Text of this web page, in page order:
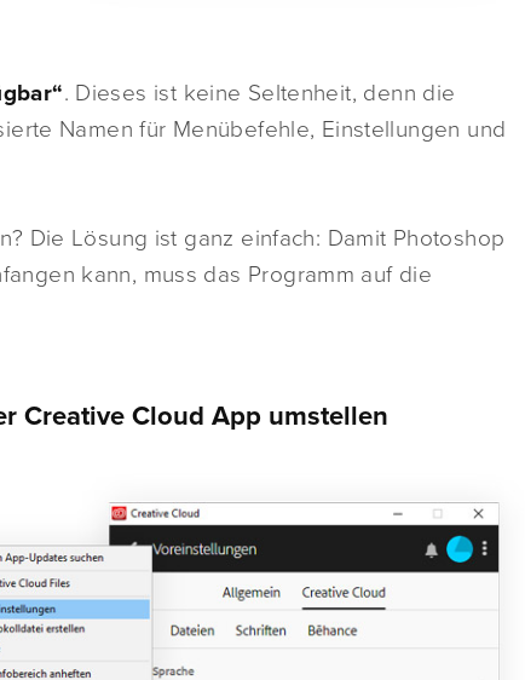
. Dieses ist keine Seltenheit, denn die
Namen für Menübefehle, Einstellungen und
Die Lösung ist ganz einfach: Damit Photoshop
kann, muss das Programm auf die
Creative Cloud App umstellen